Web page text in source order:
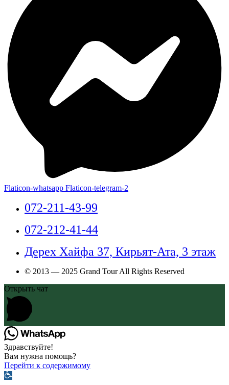
Flaticon-whatsapp Flaticon-telegram-2
072-211-43-99
072-212-41-44
Дерех Хайфа 37, Кирьят-Ата, 3 этаж
© 2013 — 2025 Grand Tour All Rights Reserved
Открыть чат
Здравствуйте!
Вам нужна помощь?
Перейти к содержимому
Открыть